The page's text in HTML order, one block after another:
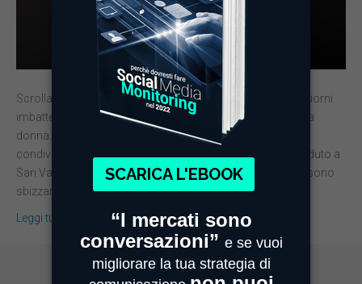
Scrollando su e giù tra i vari social è stato facile in questi giorni
imbattersi in post e tweet sulla Giornata internazionale della
donna. Oltre alle mimose, le più importanti aziende hanno
condiviso distese di post sui Social. Proprio come è accaduto a
San Valentino, anche in occasione dell’8 marzo i brand si sono
sbizzarriti.…
Leggi tutto